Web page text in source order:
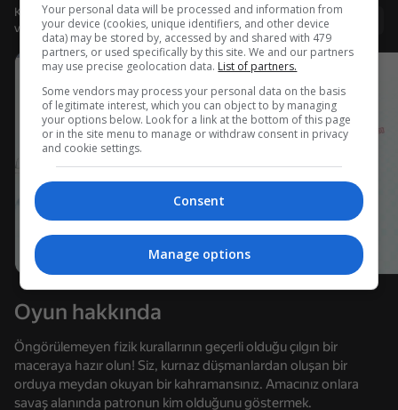
Gemideki Haine Dikkat Squid Game 2: Mini Games
64
Stack Fire Ball
49
Kullanıcı adı ile giriş yapmanız, oyunda ulaştığınız düzeyi
ve tüm başarılarınızı kaydetmenizi sağlar
Giriş yap
Oyun hakkında
Öngörülemeyen fizik kurallarının geçerli olduğu çılgın bir
maceraya hazır olun! Siz, kurnaz düşmanlardan oluşan bir
orduya meydan okuyan bir kahramansınız. Amacınız onlara
savaş alanında patronun kim olduğunu göstermek.
Your personal data will be processed and information from
your device (cookies, unique identifiers, and other device
data) may be stored by, accessed by and shared with 479
partners, or used specifically by this site. We and our partners
may use precise geolocation data. List of partners.
Some vendors may process your personal data on the basis
of legitimate interest, which you can object to by managing
your options below. Look for a link at the bottom of this page
or in the site menu to manage or withdraw consent in privacy
and cookie settings.
Consent
Manage options